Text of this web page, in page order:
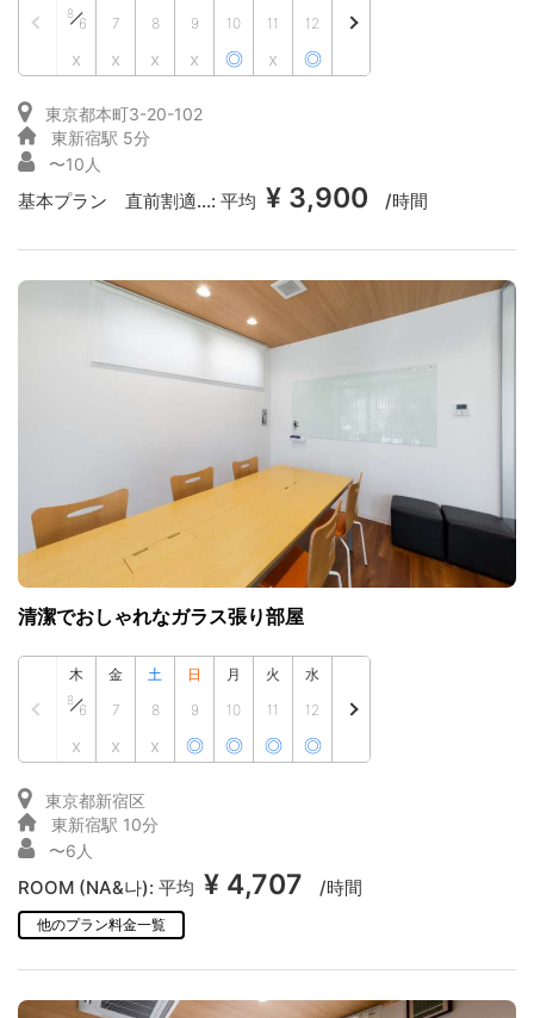
8
6
x
7
x
8
x
9
x
10
◎
11
x
12
◎
東京都本町3-20-102
東新宿駅 5分
〜10人
基本プラン 直前割適...: 平均 ¥ 3,900 /時間
清潔でおしゃれなガラス張り部屋
木
8
6
x
金
7
x
土
8
x
日
9
◎
月
10
◎
火
11
◎
水
12
◎
東京都新宿区
東新宿駅 10分
〜6人
ROOM (NA&나): 平均 ¥ 4,707 /時間
他のプラン料金一覧